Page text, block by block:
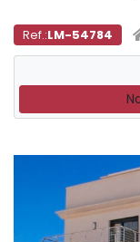
Ref.:LM-54784